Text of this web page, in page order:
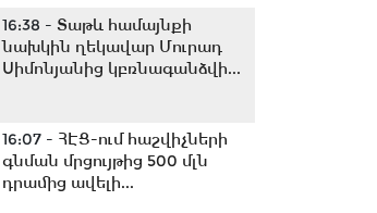
16:38 - Տաթև համայնքի
նախկին ղեկավար Մուրադ
Սիմոնյանից կբռնագանձվի...
16:07 - ՀԷՑ-ում հաշվիչների
գնման մրցույթից 500 մլն
դրամից ավելի...